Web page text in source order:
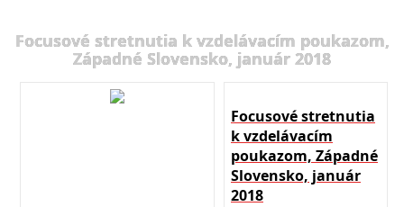
Focusové stretnutia k vzdelávacím poukazom,
Západné Slovensko, január 2018
Focusové stretnutia
k vzdelávacím
poukazom, Západné
Slovensko, január
2018